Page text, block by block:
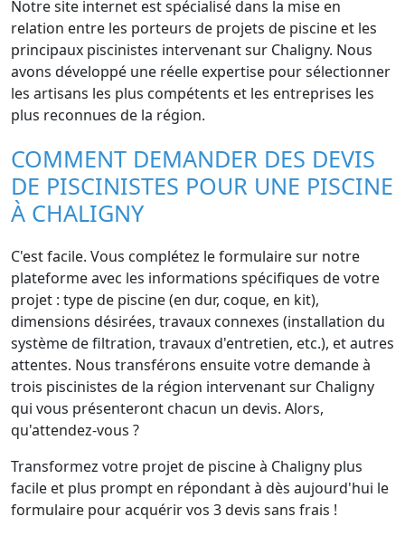
Notre site internet est spécialisé dans la mise en
relation entre les porteurs de projets de piscine et les
principaux piscinistes intervenant sur Chaligny. Nous
avons développé une réelle expertise pour sélectionner
les artisans les plus compétents et les entreprises les
plus reconnues de la région.
COMMENT DEMANDER DES DEVIS
DE PISCINISTES POUR UNE PISCINE
À CHALIGNY
C'est facile. Vous complétez le formulaire sur notre
plateforme avec les informations spécifiques de votre
projet : type de piscine (en dur, coque, en kit),
dimensions désirées, travaux connexes (installation du
système de filtration, travaux d'entretien, etc.), et autres
attentes. Nous transférons ensuite votre demande à
trois piscinistes de la région intervenant sur Chaligny
qui vous présenteront chacun un devis. Alors,
qu'attendez-vous ?
Transformez votre projet de piscine à Chaligny plus
facile et plus prompt en répondant à dès aujourd'hui le
formulaire pour acquérir vos 3 devis sans frais !